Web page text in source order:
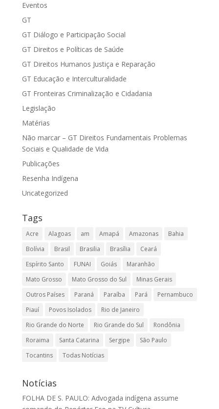
Eventos
GT
GT Diálogo e Participação Social
GT Direitos e Políticas de Saúde
GT Direitos Humanos Justiça e Reparação
GT Educação e Interculturalidade
GT Fronteiras Criminalização e Cidadania
Legislação
Matérias
Não marcar – GT Direitos Fundamentais Problemas
Sociais e Qualidade de Vida
Publicações
Resenha Indígena
Uncategorized
Tags
Acre Alagoas am Amapá Amazonas
Bahia
Bolívia
Brasil Brasilia Brasília
Ceará
Espírito Santo
FUNAI Goiás
Maranhão
Mato Grosso
Mato Grosso do Sul
Minas Gerais
Outros Países
Paraná Paraíba Pará
Pernambuco
Piauí
Povos Isolados
Rio de Janeiro
Rio Grande do Norte
Rio Grande do Sul
Rondônia
Roraima
Santa Catarina Sergipe
São Paulo
Tocantins
Todas Notícias
Notícias
FOLHA DE S. PAULO: Advogada indígena assume